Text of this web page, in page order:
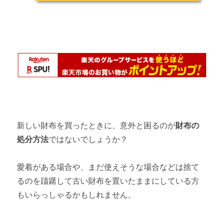
金運がいい人７つの特徴
金運アップ実践法② 【お金とのいいつき合い方5選】
金運がアップする掃除方法② 【玄関】
金運がアップする掃除方法④ 【トイレ】
な世界を知ることが大切なことを実感し、“金運アップ”をトータ
お問い合わせは こちらから
新しい財布を買ったときに、意外と困るのが財布の
処分方法ではないでしょうか？
愛着がある場合や、まだ使えそうな場合などは捨て
るのを躊躇して古い財布を置いたままにしている方
もいらっしゃるかもしれません。